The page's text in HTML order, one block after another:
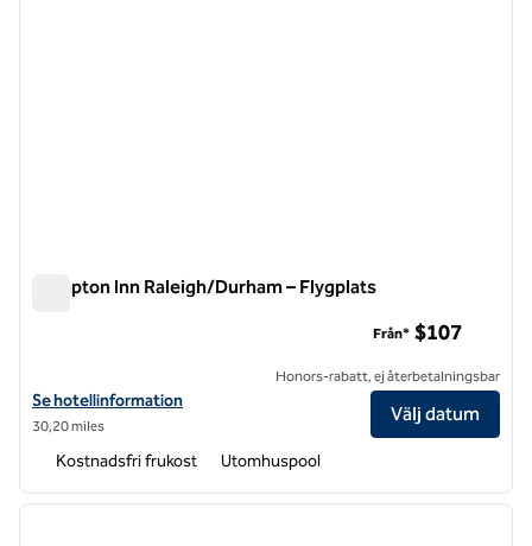
Hampton Inn Raleigh/Durham – Flygplats
Visa hotelldetaljer för Hampton Inn Raleigh/Durham-Airport
Se hotellinformation
30,20 miles
Från* $107
Honors-rabatt, ej återbetalningsbar
Välj datum
Kostnadsfri frukost Utomhuspool
1 av 12
nästa